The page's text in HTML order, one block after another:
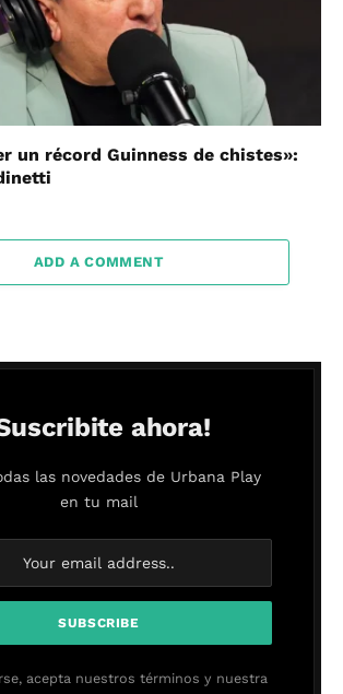
un récord Guinness de chistes»:
ADD A COMMENT
ahora!
las novedades de Urbana Play
en tu mail
acepta nuestros términos y nuestra